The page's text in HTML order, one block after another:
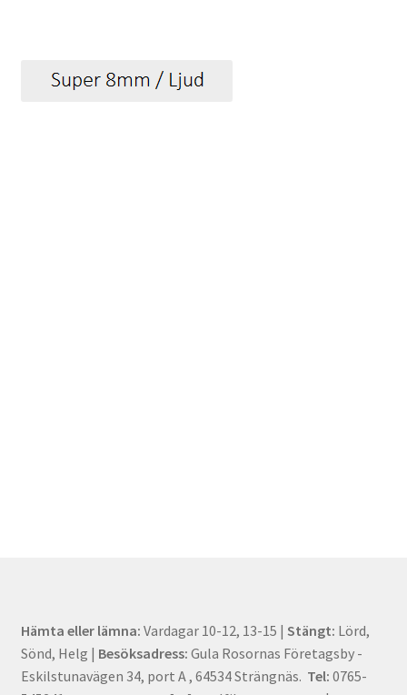
Hämta eller lämna: Vardagar 10-12, 13-15 | Stängt: Lörd,
Sönd, Helg | Besöksadress: Gula Rosornas Företagsby -
Eskilstunavägen 34, port A , 64534 Strängnäs. Tel: 0765-